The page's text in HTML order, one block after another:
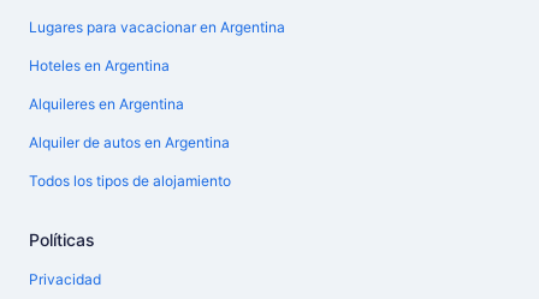
Lugares para vacacionar en Argentina
Hoteles en Argentina
Alquileres en Argentina
Alquiler de autos en Argentina
Todos los tipos de alojamiento
Políticas
Privacidad